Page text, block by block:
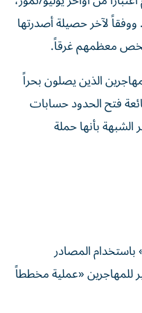
لآخر حصيلة أصدرتها
الذين يصلون بحراً
فتح الحدود حسابات
بأنها حملة
المصادر
للمهاجرين «عملية مخططاً